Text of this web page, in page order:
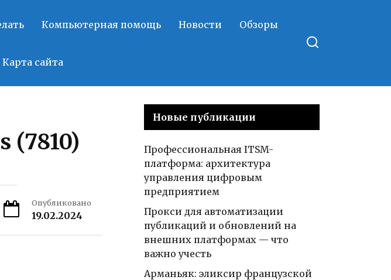
Компьютерная помощь Новости Обзоры
Карта сайта
(7810)
Опубликовано
19.02.2024
Новые публикации
Профессиональная ITSM-
платформа: архитектура
управления цифровым
предприятием
Прокси для автоматизации
публикаций и обновлений на
внешних платформах — что
важно учесть
Арманьяк: эликсир французской